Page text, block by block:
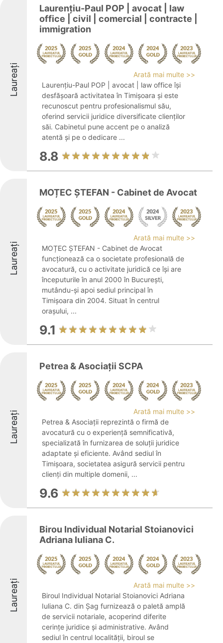
Laureați
Laurențiu-Paul POP | avocat | law
office | civil | comercial | contracte |
immigration
Arată mai multe >>
Laurențiu-Paul POP | avocat | law office își
desfășoară activitatea în Timișoara și este
recunoscut pentru profesionalismul său,
oferind servicii juridice diversificate clienților
săi. Cabinetul pune accent pe o analiză
atentă și pe o dedicare ...
8.8
Laureați
MOȚEC ȘTEFAN - Cabinet de Avocat
Arată mai multe >>
MOȚEC ȘTEFAN - Cabinet de Avocat
funcționează ca o societate profesională de
avocatură, cu o activitate juridică ce își are
începuturile în anul 2000 în București,
mutându-și apoi sediul principal în
Timișoara din 2004. Situat în centrul
orașului, ...
9.1
Laureați
Petrea & Asociații SCPA
Arată mai multe >>
Petrea & Asociații reprezintă o firmă de
avocatură cu o experiență semnificativă,
specializată în furnizarea de soluții juridice
adaptate și eficiente. Având sediul în
Timișoara, societatea asigură servicii pentru
clienți din multiple domenii, ...
9.6
Laureați
Birou Individual Notarial Stoianovici
Adriana Iuliana C.
Arată mai multe >>
Biroul Individual Notarial Stoianovici Adriana
Iuliana C. din Șag furnizează o paletă amplă
de servicii notariale, acoperind diferite
cerințe juridice și administrative. Având
sediul în centrul localității, biroul se